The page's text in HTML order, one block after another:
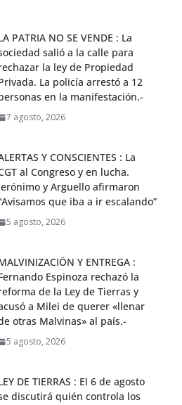
PATRIA NO SE VENDE : La
salió a la calle para
la ley de Propiedad
La policía arrestó a 12
en la manifestación.-
7 agosto, 2026
Y CONSCIENTES : La
al Congreso y en lucha.
y Arguello afirmaron
que iba a ir escalando”
5 agosto, 2026
Y ENTREGA :
Espinoza rechazó la
de la Ley de Tierras y
a Milei de querer «llenar
otras Malvinas» al país.-
5 agosto, 2026
DE TIERRAS : El 6 de agosto
discutirá quién controla los